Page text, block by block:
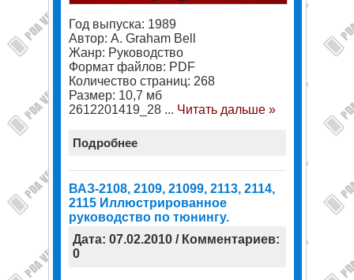
Год выпуска: 1989
Автор: A. Graham Bell
Жанр: Руководство
Формат файлов: PDF
Количество страниц: 268
Размер: 10,7 мб
2612201419_28 ... Читать дальше »
Подробнее
ВАЗ-2108, 2109, 21099, 2113, 2114,
2115 Иллюстрированное
руководство по тюнингу.
Дата: 07.02.2010 / Комментариев:
0